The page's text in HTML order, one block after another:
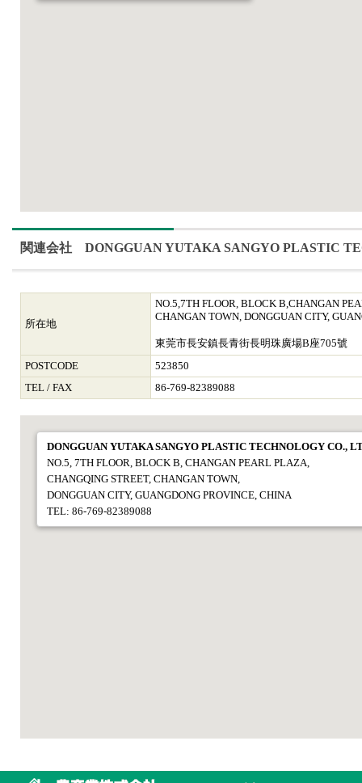
関連会社 DONGGUAN YUTAKA SANGYO PLASTIC
所在地
NO.5,7TH FLOOR, BLOCK B,CHANGAN
CHANGAN TOWN, DONGGUAN CITY,
東莞市長安鎮長青街長明珠廣場B座705號
POSTCODE
523850
TEL / FAX
86-769-82389088
DONGGUAN YUTAKA SANGYO PLASTIC TECHNOLOGY CO.,
NO.5, 7TH FLOOR, BLOCK B, CHANGAN PEARL PLAZA,
CHANGQING STREET, CHANGAN TOWN,
DONGGUAN CITY, GUANGDONG PROVINCE, CHINA
TEL: 86-769-82389088